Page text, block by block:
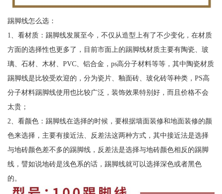
踢脚线怎么选：
1、看材质：踢脚线发展至今，不仅从造型上有了不少变化，在材质
方面的选择性也更多了，目前市面上的踢脚线材质主要有陶瓷、玻
璃、石材、木材、PVC、铝合金，ps高分子材料等等，其中陶瓷材质
踢脚线是比较受欢迎的，分为瓷片、釉面砖、玻化砖等种类，PS高
分子材料踢脚线使用也比较广泛，装饰效果特别好，而且价格不会
太贵；
2、看颜色：踢脚线在选择的时候，要根据墙面装修和地面装修的颜
色来选择，主要有接近法、反差法这两种方式，其中接近法是选择
与地砖颜色差不多的踢脚线，反差法是选择与地砖颜色相反的踢脚
线，譬如说地砖是浅色系的话，踢脚线就可以选择深色或者黑色
的。